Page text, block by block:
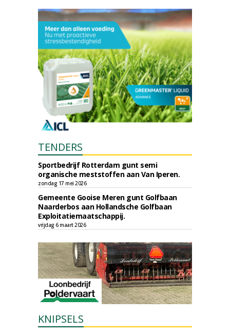
TENDERS
Sportbedrijf Rotterdam gunt semi
organische meststoffen aan Van Iperen.
zondag 17 mei 2026
Gemeente Gooise Meren gunt Golfbaan
Naarderbos aan Hollandsche Golfbaan
Exploitatiemaatschappij.
vrijdag 6 maart 2026
KNIPSELS